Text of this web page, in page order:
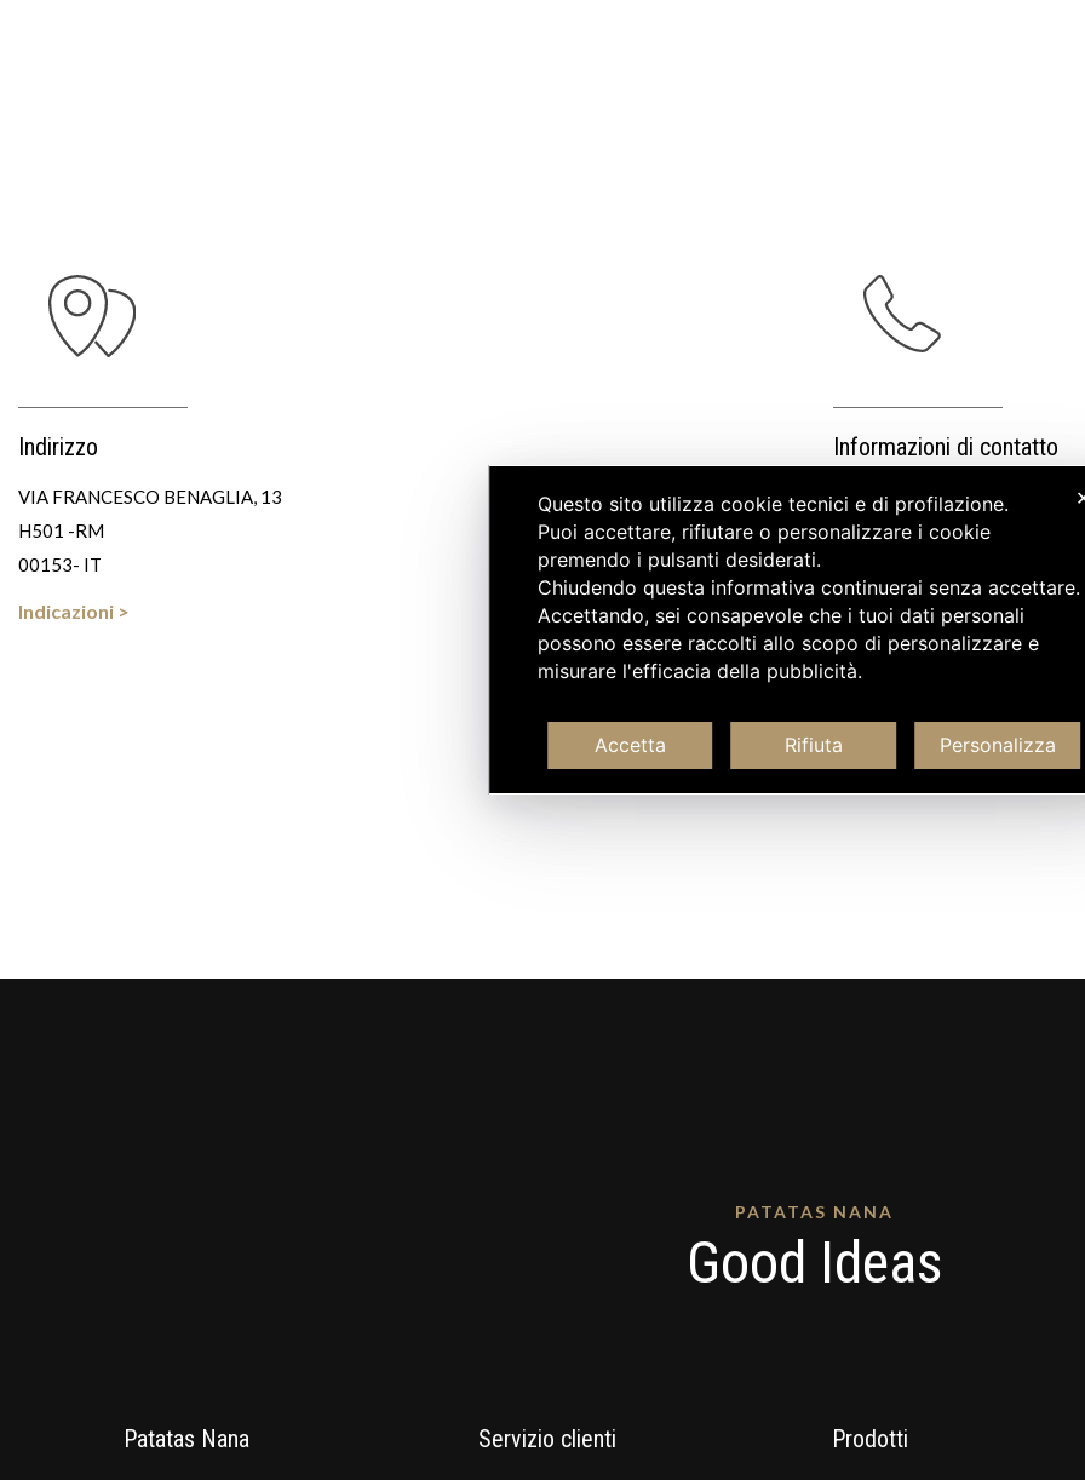
Indirizzo
VIA FRANCESCO BENAGLIA, 13
H501 -RM
00153- IT
Indicazioni >
Informazioni di contatto
Questo sito utilizza cookie tecnici e di profilazione.
Puoi accettare, rifiutare o personalizzare i cookie
premendo i pulsanti desiderati.
Chiudendo questa informativa continuerai senza
Accettando, sei consapevole che i tuoi dati personali
possono essere raccolti allo scopo di personalizzare e
misurare l'efficacia della pubblicità.
Accetta Rifiuta Personalizza
PATATAS NANA
Good Ideas
Patatas Nana Servizio clienti Prodotti